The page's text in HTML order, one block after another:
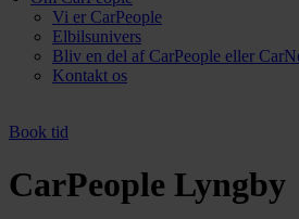
Vi er CarPeople
Elbilsunivers
Bliv en del af CarPeople eller
Kontakt os
Book tid
CarPeople Lyngby